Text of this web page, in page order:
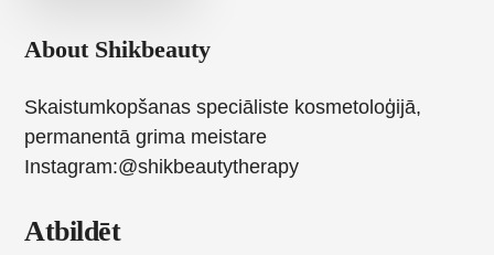
About Shikbeauty
Skaistumkopšanas speciāliste kosmetoloģijā,
permanentā grima meistare
Instagram:@shikbeautytherapy
Reader
Atbildēt